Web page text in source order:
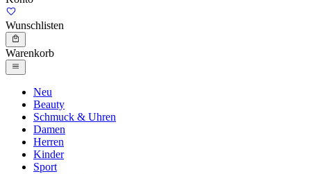
Wunschlisten
Warenkorb
Neu
Beauty
Schmuck & Uhren
Damen
Herren
Kinder
Sport